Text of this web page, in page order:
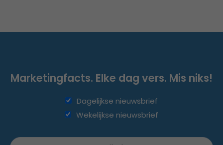
Marketingfacts. Elke dag vers. Mis niks!
Dagelijkse nieuwsbrief
Wekelijkse nieuwsbrief